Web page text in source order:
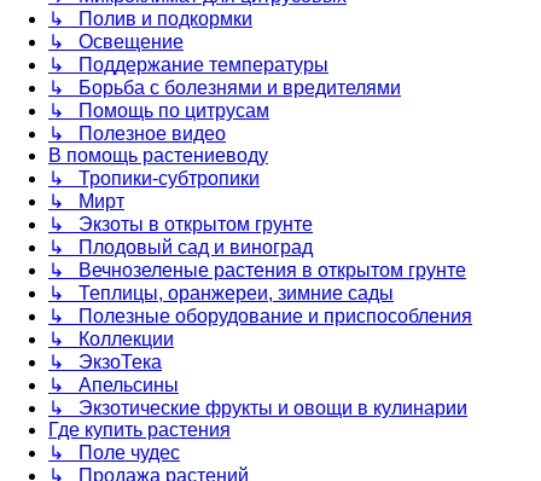
↳ Полив и подкормки
↳ Освещение
↳ Поддержание температуры
↳ Борьба с болезнями и вредителями
↳ Помощь по цитрусам
↳ Полезное видео
В помощь растениеводу
↳ Тропики-субтропики
↳ Мирт
↳ Экзоты в открытом грунте
↳ Плодовый сад и виноград
↳ Вечнозеленые растения в открытом грунте
↳ Теплицы, оранжереи, зимние сады
↳ Полезные оборудование и приспособления
↳ Коллекции
↳ ЭкзоТека
↳ Апельсины
↳ Экзотические фрукты и овощи в кулинарии
Где купить растения
↳ Поле чудес
↳ Продажа растений